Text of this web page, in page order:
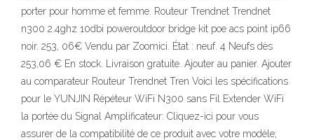
porter pour homme et femme. Routeur Trendnet Trendnet
n300 2.4ghz 10dbi poweroutdoor bridge kit poe acs point ip66
noir. 253, 06€ Vendu par Zoomici. État : neuf. 4 Neufs dès
253,06 € En stock. Livraison gratuite. Ajouter au panier. Ajouter
au comparateur Routeur Trendnet Tren Voici les spécifications
pour le YUNJIN Répéteur WiFi N300 sans Fil Extender WiFi
la portée du Signal Amplificateur: Cliquez-ici pour vous
assurer de la compatibilité de ce produit avec votre modèle;